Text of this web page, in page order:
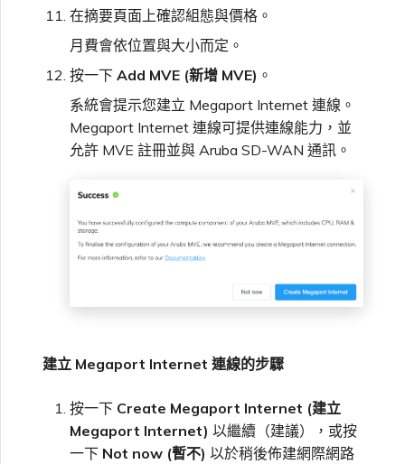
在摘要頁面上確認組態與價格。
月費會依位置與大小而定。
按一下 Add MVE (新增 MVE) 。
系統會提示您建立 Megaport Internet 連線。
Megaport Internet 連線可提供連線能力，並
允許 MVE 註冊並與 Aruba SD-WAN 通訊。
建立 Megaport Internet 連線的步驟
按一下 Create Megaport Internet (建立
Megaport Internet) 以繼續（建議），或按
一下 Not now (暫不) 以於稍後佈建網際網路